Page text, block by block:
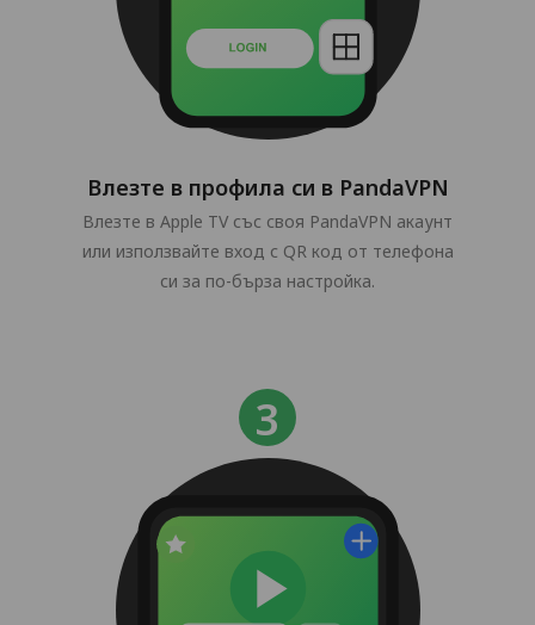
Влезте в профила си в PandaVPN
Влезте в Apple TV със своя PandaVPN акаунт
или използвайте вход с QR код от телефона
си за по-бърза настройка.